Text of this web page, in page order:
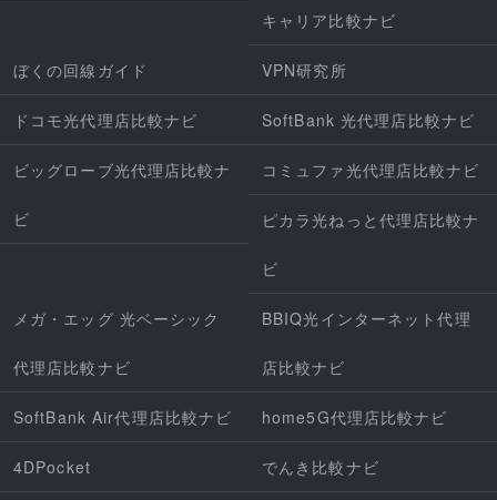
キャリア比較ナビ
ぼくの回線ガイド VPN研究所
ドコモ光代理店比較ナビ SoftBank 光代理店比較ナビ
ビッグローブ光代理店比較ナ
ビ
コミュファ光代理店比較ナビ
ピカラ光ねっと代理店比較ナ
ビ
メガ・エッグ 光ベーシック
代理店比較ナビ
BBIQ光インターネット代理
店比較ナビ
SoftBank Air代理店比較ナビ home5G代理店比較ナビ
4DPocket でんき比較ナビ